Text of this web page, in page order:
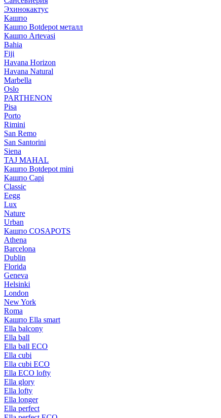
Эхинокактус
Кашпо
Кашпо Botdepot металл
Кашпо Artevasi
Bahia
Fiji
Havana Horizon
Havana Natural
Marbella
Oslo
PARTHENON
Pisa
Porto
Rimini
San Remo
San Santorini
Siena
TAJ MAHAL
Кашпо Botdepot mini
Кашпо Capi
Classic
Eegg
Lux
Nature
Urban
Кашпо COSAPOTS
Athena
Barcelona
Dublin
Florida
Geneva
Helsinki
London
New York
Roma
Кашпо Ella smart
Ella balcony
Ella ball
Ella ball ECO
Ella cubi
Ella cubi ECO
Ella ECO lofty
Ella glory
Ella lofty
Ella longer
Ella perfect